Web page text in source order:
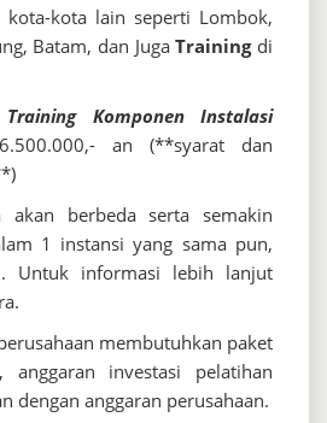
kota-kota lain seperti Lombok,
Batam, dan JugaTrainingdi
Training Komponen Instalasi
an (**syarat dan
akan berbeda serta semakin
1 instansi yang sama pun,
Untuk informasi lebih lanjut
membutuhkan paket
investasi pelatihan
dengan anggaran perusahaan.